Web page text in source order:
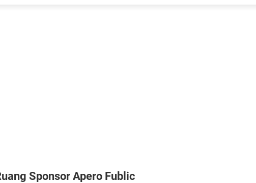
Sponsor Apero Fublic